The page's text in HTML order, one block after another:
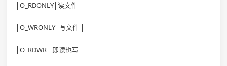
│O_RDONLY│读文件 │
│O_WRONLY│写文件 │
│O_RDWR │即读也写 │